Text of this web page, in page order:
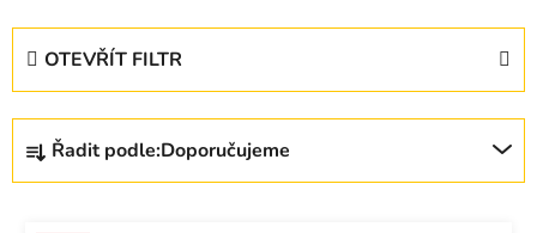
Ř
z
Řadit podle:Doporučujeme
OTEVŘÍT FILTR
V
p